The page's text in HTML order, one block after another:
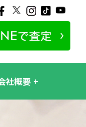
社概要